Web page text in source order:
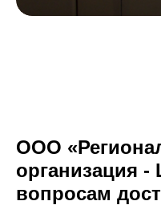
ООО
организация
вопросам